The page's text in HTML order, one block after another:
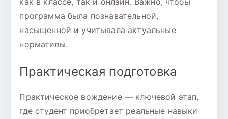
программа была познавательной,
насыщенной и учитывала актуальные
нормативы.
Практическая подготовка
Практическое вождение — ключевой этап,
где студент приобретает реальные навыки